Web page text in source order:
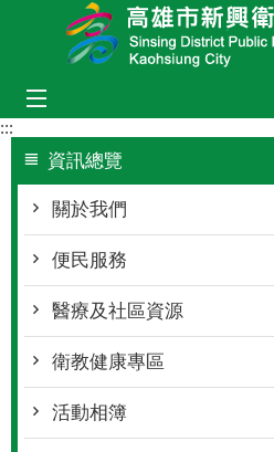
跳到主要內容區塊
:::
資訊總覽
關於我們
便民服務
醫療及社區資源
衛教健康專區
活動相簿